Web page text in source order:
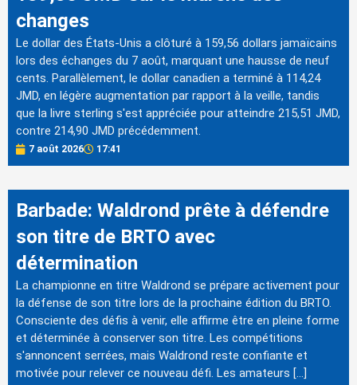
changes
Le dollar des États-Unis a clôturé à 159,56 dollars jamaïcains
lors des échanges du 7 août, marquant une hausse de neuf
cents. Parallèlement, le dollar canadien a terminé à 114,24
JMD, en légère augmentation par rapport à la veille, tandis
que la livre sterling s'est appréciée pour atteindre 215,51 JMD,
contre 214,90 JMD précédemment.
7 août 2026 17:41
Barbade: Waldrond prête à défendre
son titre de BRTO avec
détermination
La championne en titre Waldrond se prépare activement pour
la défense de son titre lors de la prochaine édition du BRTO.
Consciente des défis à venir, elle affirme être en pleine forme
et déterminée à conserver son titre. Les compétitions
s'annoncent serrées, mais Waldrond reste confiante et
motivée pour relever ce nouveau défi. Les amateurs […]